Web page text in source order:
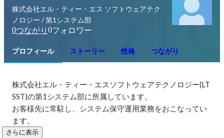
株式会社エル・ティー・エス ソフトウェアテク
ノロジー / 第1システム部
0つながり 0フォロワー
プロフィール ストーリー 性格 つながり
株式会社エル・ティー・エスソフトウェアテクノロジー(LT
SST)の第1システム部に所属しています。
お客様先に常駐し、システム保守運用業務をおこなってい
ます。
さらに表示